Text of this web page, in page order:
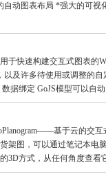
动图表布局 *强大的可
于快速构建交互式图表的
以及许多待使用或调整的
据绑定 GoJS模型可以自
基于云的交
架图，可以通过笔记本电
3D方式，从任何角度查看